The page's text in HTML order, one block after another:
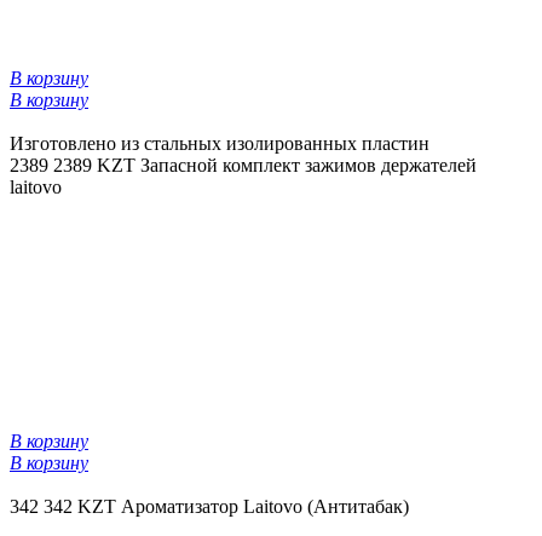
В корзину
В корзину
Изготовлено из стальных изолированных пластин
2389 2389 KZT Запасной комплект зажимов держателей
laitovo
В корзину
В корзину
342 342 KZT Ароматизатор Laitovo (Антитабак)